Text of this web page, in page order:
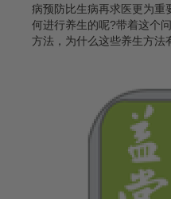
病预防比生病再求医更为重
何进行养生的呢?带着这个
方法，为什么这些养生方法